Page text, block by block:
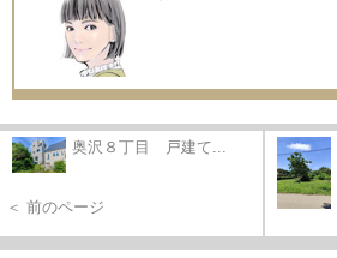
奥沢８丁目 戸建て...
＜ 前のページ